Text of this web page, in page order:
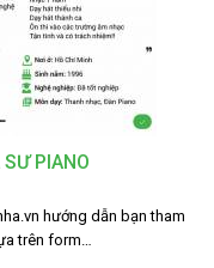
PIANO
hướng dẫn bạn tham
trên form…